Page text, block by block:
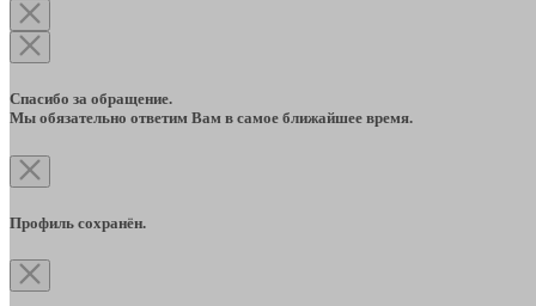
Спасибо за обращение.
Мы обязательно ответим Вам в самое ближайшее время.
Профиль сохранён.